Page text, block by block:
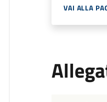
VAI ALLA